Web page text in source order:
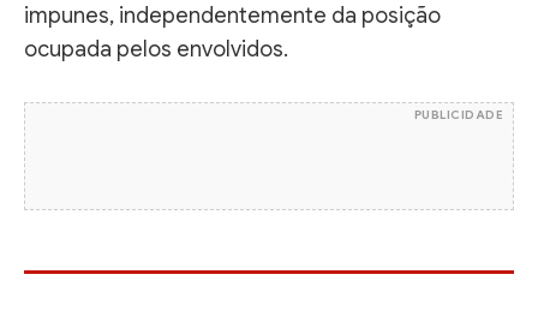
impunes, independentemente da posição
ocupada pelos envolvidos.
PUBLICIDADE